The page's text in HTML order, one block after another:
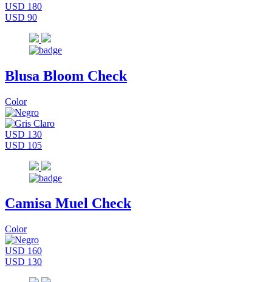
USD 180
USD 90
Blusa Bloom Check
Color
USD 130
USD 105
Camisa Muel Check
Color
USD 160
USD 130